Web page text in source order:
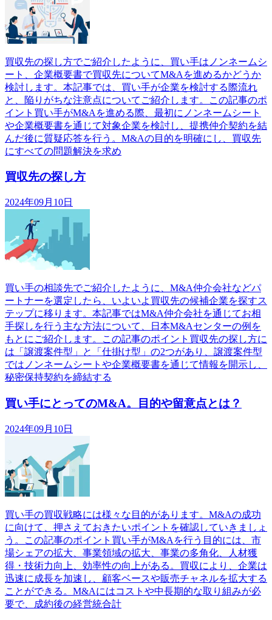
買収先の探し方でご紹介したように、買い手はノンネームシ
ート、企業概要書で買収先についてM&Aを進めるかどうか
検討します。本記事では、買い手が企業を検討する際流れ
と、陥りがちな注意点についてご紹介します。この記事のポ
イント買い手がM&Aを進める際、最初にノンネームシート
や企業概要書を通じて対象企業を検討し、提携仲介契約を結
んだ後に質疑応答を行う。M&Aの目的を明確にし、買収先
にすべての問題解決を求め
買収先の探し方
2024年09月10日
買い手の相談先でご紹介したように、M&A仲介会社などパ
ートナーを選定したら、いよいよ買収先の候補企業を探すス
テップに移ります。本記事ではM&A仲介会社を通じてお相
手探しを行う主な方法について、日本M&Aセンターの例を
もとにご紹介します。この記事のポイント買収先の探し方に
は「譲渡案件型」と「仕掛け型」の2つがあり、譲渡案件型
ではノンネームシートや企業概要書を通じて情報を開示し、
秘密保持契約を締結する
買い手にとってのM&A。目的や留意点とは？
2024年09月10日
買い手の買収戦略には様々な目的があります。M&Aの成功
に向けて、押さえておきたいポイントを確認していきましょ
う。この記事のポイント買い手がM&Aを行う目的には、市
場シェアの拡大、事業領域の拡大、事業の多角化、人材獲
得・技術力向上、効率性の向上がある。買収により、企業は
迅速に成長を加速し、顧客ベースや販売チャネルを拡大する
ことができる。M&Aにはコストや中長期的な取り組みが必
要で、成約後の経営統合計